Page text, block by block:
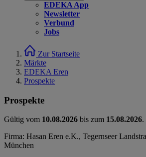
EDEKA App
Newsletter
Verbund
Jobs
Zur Startseite
Märkte
EDEKA Eren
Prospekte
Prospekte
Gültig vom 10.08.2026 bis zum 15.08.2026.
Firma: Hasan Eren e.K., Tegernseer
München